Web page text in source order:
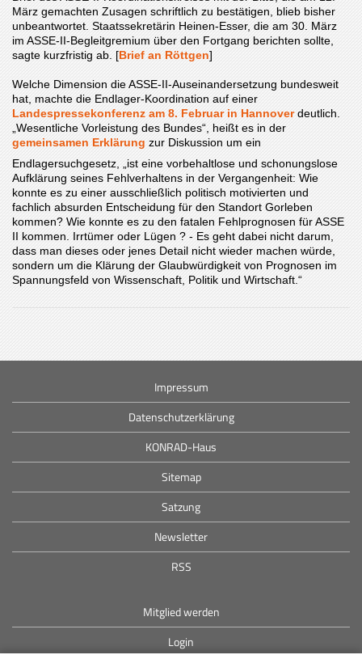
März gemachten Zusagen schriftlich zu bestätigen, blieb bisher
unbeantwortet. Staatssekretärin Heinen-Esser, die am 30. März
im ASSE-II-Begleitgremium über den Fortgang berichten sollte,
sagte kurzfristig ab. [Brief an Röttgen]
Welche Dimension die ASSE-II-Auseinandersetzung bundesweit
hat, machte die Endlager-Koordination auf einer
Landespressekonferenz am 8. Februar in Hannoverdeutlich.
„Wesentliche Vorleistung des Bundes“, heißt es in der
gemeinsamen Erklärung zur Diskussion um ein
Endlagersuchgesetz, „ist eine vorbehaltlose und schonungslose
Aufklärung seines Fehlverhaltens in der Vergangenheit: Wie
konnte es zu einer ausschließlich politisch motivierten und
fachlich absurden Entscheidung für den Standort Gorleben
kommen? Wie konnte es zu den fatalen Fehlprognosen für ASSE
II kommen. Irrtümer oder Lügen ? - Es geht dabei nicht darum,
dass man dieses oder jenes Detail nicht wieder machen würde,
sondern um die Klärung der Glaubwürdigkeit von Prognosen im
Spannungsfeld von Wissenschaft, Politik und Wirtschaft.“
Impressum
Datenschutzerklärung
KONRAD-Haus
Sitemap
Satzung
Newsletter
RSS
Mitglied werden
Login